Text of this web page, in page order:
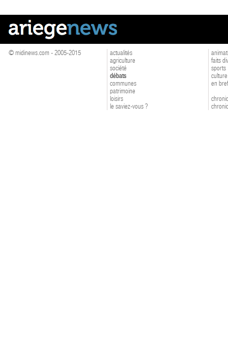
© midinews.com - 2005-2015
actualités
agriculture
société
débats
communes
patrimoine
loisirs
le saviez-vous ?
faits
sports
culture
en bref